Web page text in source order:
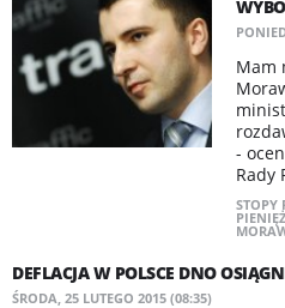
Mam
-
Rady
STOPY
DEFLACJA W POLSCE DNO
ŚRODA, 25 LUTEGO 2015 (08:35)